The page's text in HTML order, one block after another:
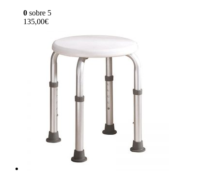
0 sobre 5
135,00€